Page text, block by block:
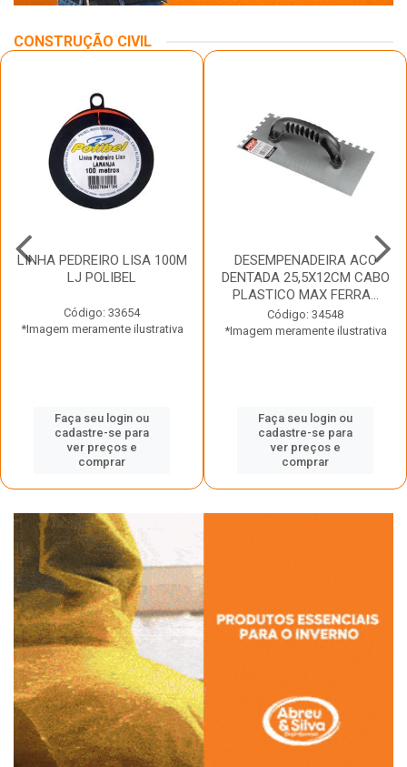
CONSTRUÇÃO CIVIL
LINHA PEDREIRO LISA 100M
LJ POLIBEL
Código: 33654
*Imagem meramente ilustrativa
Faça seu login ou
cadastre-se para
ver preços e
comprar
DESEMPENADEIRA ACO
DENTADA 25,5X12CM CABO
PLASTICO MAX FERRA...
Código: 34548
*Imagem meramente ilustrativa
Faça seu login ou
cadastre-se para
ver preços e
comprar